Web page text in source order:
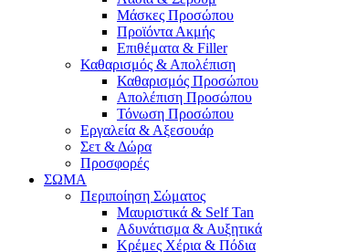
Μάσκες Προσώπου
Προϊόντα Ακμής
Επιθέματα & Filler
Καθαρισμός & Απολέπιση
Καθαρισμός Προσώπου
Απολέπιση Προσώπου
Τόνωση Προσώπου
Εργαλεία & Αξεσουάρ
Σετ & Δώρα
Προσφορές
ΣΩΜΑ
Περιποίηση Σώματος
Μαυριστικά & Self Tan
Αδυνάτισμα & Αυξητικά
Κρέμες Χέρια & Πόδια